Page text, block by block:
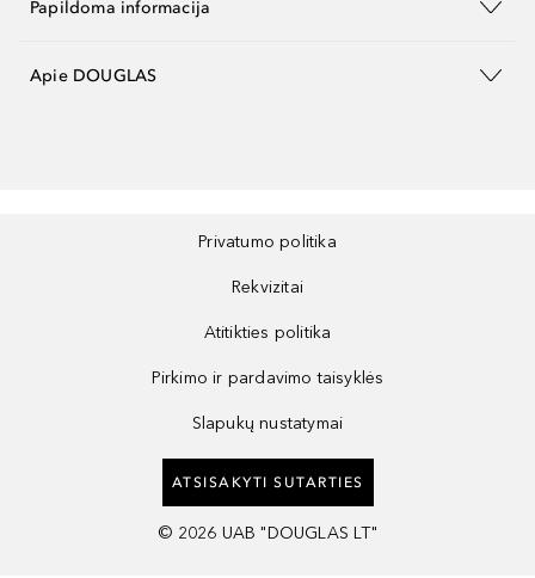
Papildoma informacija
Apie DOUGLAS
Privatumo politika
Rekvizitai
Atitikties politika
Pirkimo ir pardavimo taisyklės
Slapukų nustatymai
ATSISAKYTI SUTARTIES
© 2026 UAB "DOUGLAS LT"